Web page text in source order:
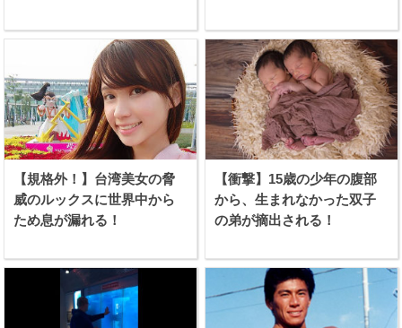
【規格外！】台湾美女の脅
威のルックスに世界中から
ため息が漏れる！
【衝撃】15歳の少年の腹部
から、生まれなかった双子
の弟が摘出される！